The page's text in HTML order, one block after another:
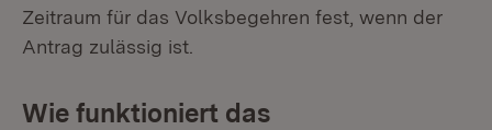
Zeitraum für das Volksbegehren fest, wenn der
Antrag zulässig ist.
Wie funktioniert das